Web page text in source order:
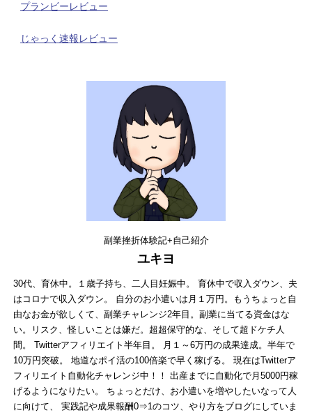
プランビーレビュー
じゃっく速報レビュー
副業挫折体験記+自己紹介
ユキヨ
30代、育休中。１歳子持ち、二人目妊娠中。 育休中で収入ダウン、夫
はコロナで収入ダウン。 自分のお小遣いは月１万円。もうちょっと自
由なお金が欲しくて、副業チャレンジ2年目。副業に当てる資金はな
い。リスク、怪しいことは嫌だ。超超保守的な、そして超ドケチ人
間。 Twitterアフィリエイト半年目。 月１～6万円の成果達成。半年で
10万円突破。 地道なポイ活の100倍楽で早く稼げる。 現在はTwitterア
フィリエイト自動化チャレンジ中！！ 出産までに自動化で月5000円稼
げるようになりたい。 ちょっとだけ、お小遣いを増やしたいなって人
に向けて、 実践記や成果報酬0⇒1のコツ、やり方をブログにしていま